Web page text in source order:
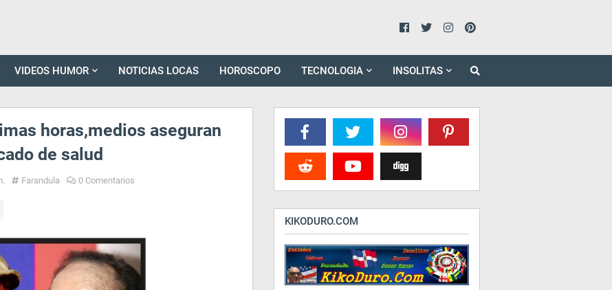
VIDEOS HUMOR NOTICIAS LOCAS HOROSCOPO TECNOLOGIA INSOLITAS
horas,medios aseguran
de salud
Farandula 0 Comentarios
KIKODURO.COM